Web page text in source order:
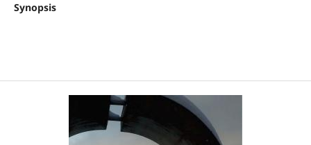
Synopsis